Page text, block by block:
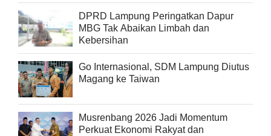
DPRD Lampung Peringatkan Dapur
MBG Tak Abaikan Limbah dan
Kebersihan
Go Internasional, SDM Lampung Diutus
Magang ke Taiwan
Musrenbang 2026 Jadi Momentum
Perkuat Ekonomi Rakyat dan